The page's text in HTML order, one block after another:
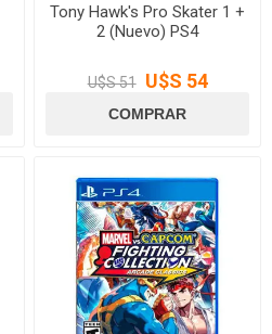
Tony Hawk's Pro Skater 1 +
2 (Nuevo) PS4
U$S 51 U$S 54